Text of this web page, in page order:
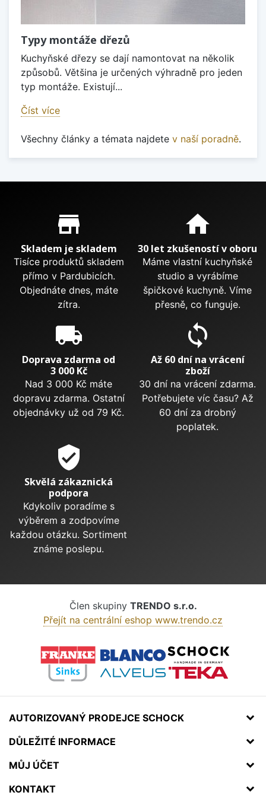
Typy montáže dřezů
Kuchyňské dřezy se dají namontovat na několik
způsobů. Většina je určených výhradně pro jeden
typ montáže. Existují...
Číst více
Všechny články a témata najdete v naší poradně.
Proč nakupovat u nás?
store_mall_directory
Skladem je skladem
Tisíce produktů skladem
přímo v Pardubicích.
Objednáte dnes, máte
zítra.
home
30 let zkušeností v oboru
Máme vlastní kuchyňské
studio a vyrábíme
špičkové kuchyně. Víme
přesně, co funguje.
local_shipping
Doprava zdarma od
3 000 Kč
Nad 3 000 Kč máte
dopravu zdarma. Ostatní
objednávky už od 79 Kč.
sync
Až 60 dní na vrácení
zboží
30 dní na vrácení zdarma.
Potřebujete víc času? Až
60 dní za drobný
poplatek.
verified_user
Skvělá zákaznická
podpora
Kdykoliv poradíme s
výběrem a zodpovíme
každou otázku. Sortiment
známe poslepu.
Člen skupiny TRENDO s.r.o.
Přejít na centrální eshop www.trendo.cz
AUTORIZOVANÝ PRODEJCE SCHOCK
DŮLEŽITÉ INFORMACE
MŮJ ÚČET
KONTAKT